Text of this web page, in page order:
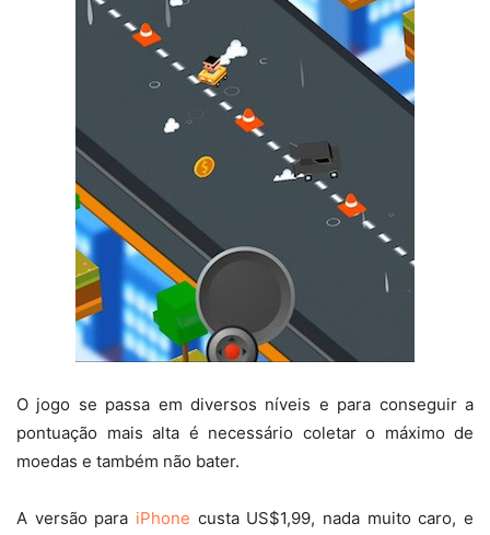
O jogo se passa em diversos níveis e para conseguir a
pontuação mais alta é necessário coletar o máximo de
moedas e também não bater.
A versão para iPhone custa US$1,99, nada muito caro, e